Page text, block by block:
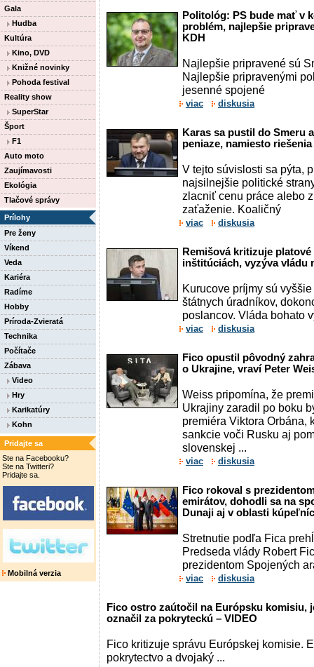
Gala
Hudba
Kultúra
Kino, DVD
Knižné novinky
Pohoda festival
Reality show
SuperStar
Šport
F1
Auto moto
Zaujímavosti
Ekológia
Tlačové správy
Prílohy
Pre ženy
Víkend
Veda
Kariéra
Radíme
Hobby
Príroda-Zvieratá
Technika
Počítače
Zábava
Video
Hry
Karikatúry
Kohn
Pridajte sa
Ste na Facebooku?
Ste na Twitteri?
Pridajte sa.
Mobilná verzia
Politológ: PS bude mať v
problém, najlepšie
KDH
Najlepšie pripravené sú
Najlepšie pripravenými
jesenné spojené
viac diskusia
Karas sa pustil do Smeru
peniaze, namiesto
V tejto súvislosti sa pýta,
najsilnejšie politické
zlacniť cenu práce alebo
zaťaženie. Koaličný
viac diskusia
Remišová kritizuje
inštitúciách, vyzýva vládu
Kurucove príjmy sú
štátnych úradníkov,
poslancov. Vláda bohato
viac diskusia
Fico opustil pôvodný
o Ukrajine, vraví Peter
Weiss pripomína, že
Ukrajiny zaradil po boku
premiéra Viktora Orbána,
sankcie voči Rusku aj
slovenskej ...
viac diskusia
Fico rokoval s
emirátov, dohodli sa na
Dunaji aj v oblasti
Stretnutie podľa Fica
Predseda vlády Robert
prezidentom Spojených
viac diskusia
Fico ostro zaútočil na Európsku komisiu,
označil za pokryteckú – VIDEO
Fico kritizuje správu Európskej komisie.
pokrytectvo a dvojaký ...